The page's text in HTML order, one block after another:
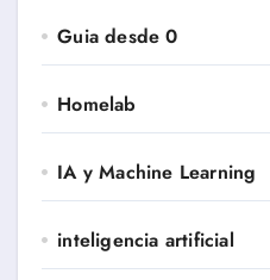
Guia desde 0
Homelab
IA y Machine Learning
inteligencia artificial